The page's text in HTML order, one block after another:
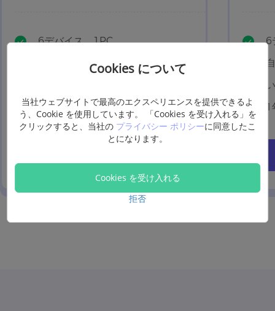
6デバイス、1PC
1ヶ月無料アップグレード
6
Cookies について
当社ウェブサイトで最高のエクスペリエンスを提供できるよ
う、Cookie を使用しています。 「Cookies を受け入れる」を
クリックすると、当社の プライバシー ポリシーに同意したこ
とになります。
Cookies を受け入れる
拒否